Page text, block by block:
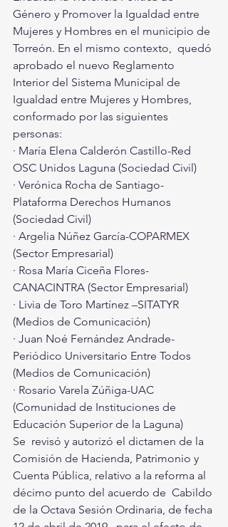
Género y Promover la Igualdad entre
Mujeres y Hombres en el municipio de
Torreón. En el mismo contexto,  quedó
aprobado el nuevo Reglamento
Interior del Sistema Municipal de
Igualdad entre Mujeres y Hombres,
conformado por las siguientes
personas:
· María Elena Calderón Castillo-Red
OSC Unidos Laguna (Sociedad Civil)
· Verónica Rocha de Santiago-
Plataforma Derechos Humanos
(Sociedad Civil)
· Argelia Núñez García-COPARMEX
(Sector Empresarial)
· Rosa María Ciceña Flores-
CANACINTRA (Sector Empresarial)
· Livia de Toro Martínez –SITATYR
(Medios de Comunicación)
· Juan Noé Fernández Andrade-
Periódico Universitario Entre Todos
(Medios de Comunicación)
· Rosario Varela Zúñiga-UAC
(Comunidad de Instituciones de
Educación Superior de la Laguna)
Se  revisó y autorizó el dictamen de la
Comisión de Hacienda, Patrimonio y
Cuenta Pública, relativo a la reforma al
décimo punto del acuerdo de  Cabildo
de la Octava Sesión Ordinaria, de fecha